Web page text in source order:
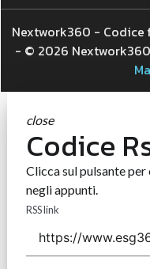
Nextwork360 - Codice
- © 2026 Nextwork360.
close
Codice
Clicca sul pulsante per
negli appunti.
RSS link